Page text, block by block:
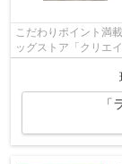
こだわりポイント満
ッグストア「クリエ